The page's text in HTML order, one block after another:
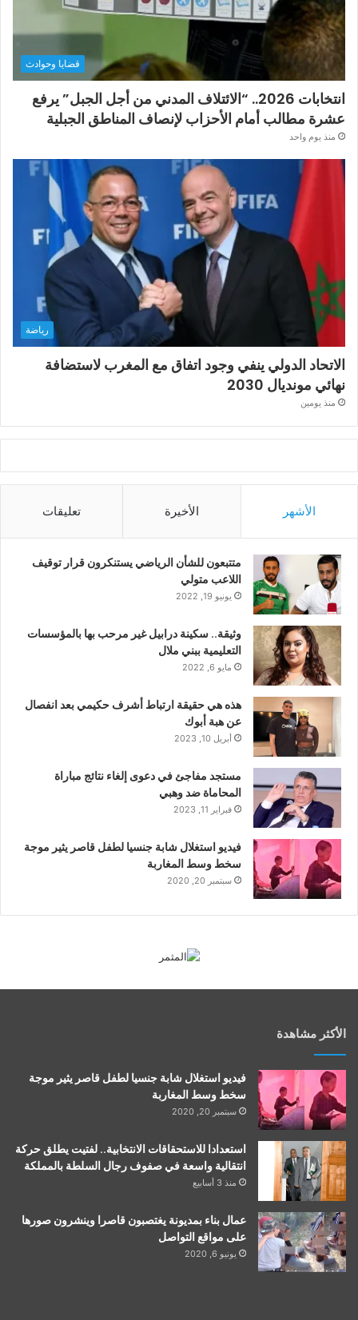
قضايا وحوادث
انتخابات 2026.. “الائتلاف المدني من أجل الجبل” يرفع
عشرة مطالب أمام الأحزاب لإنصاف المناطق الجبلية
منذ يوم واحد
رياضة
الاتحاد الدولي ينفي وجود اتفاق مع المغرب لاستضافة
نهائي مونديال 2030
منذ يومين
الأشهر الأخيرة تعليقات
متتبعون للشأن الرياضي يستنكرون قرار توقيف
اللاعب متولي
يونيو 19, 2022
وثيقة.. سكينة درابيل غير مرحب بها بالمؤسسات
التعليمية ببني ملال
مايو 6, 2022
هذه هي حقيقة ارتباط أشرف حكيمي بعد انفصال
عن هبة أبوك
أبريل 10, 2023
مستجد مفاجئ في دعوى إلغاء نتائج مباراة
المحاماة ضد وهبي
فبراير 11, 2023
فيديو استغلال شابة جنسيا لطفل قاصر يثير موجة
سخط وسط المغاربة
سبتمبر 20, 2020
الأكثر مشاهدة
فيديو استغلال شابة جنسيا لطفل قاصر يثير موجة
سخط وسط المغاربة
سبتمبر 20, 2020
استعدادا للاستحقاقات الانتخابية.. لفتيت يطلق حركة
انتقالية واسعة في صفوف رجال السلطة بالمملكة
منذ 3 أسابيع
عمال بناء بمديونة يغتصبون قاصرا وينشرون صورها
على مواقع التواصل
يونيو 6, 2020